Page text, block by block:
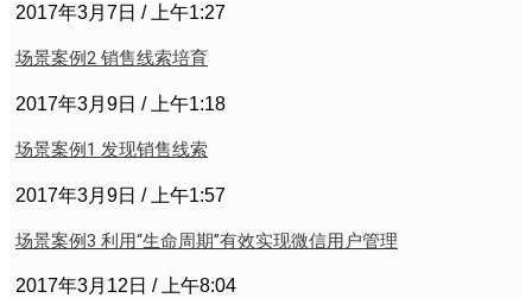
2017年3月7日 上午1:27
场景案例2 销售线索培育
2017年3月9日 上午1:18
场景案例1 发现销售线索
2017年3月9日 上午1:57
场景案例3 利用“生命周期”有效实现微信用户管理
2017年3月12日 上午8:04